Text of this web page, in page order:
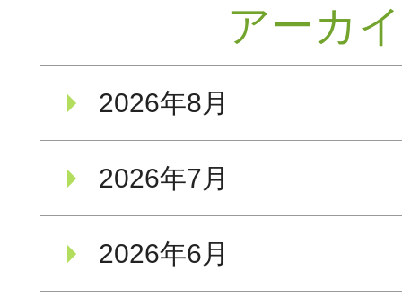
アーカ
2026年8月
2026年7月
2026年6月